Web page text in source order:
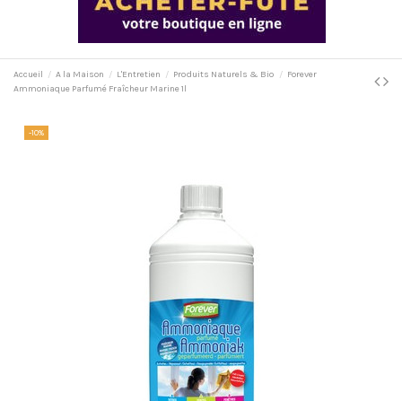
Accueil A la Maison L'Entretien Produits Naturels & Bio
Forever
Ammoniaque Parfumé Fraîcheur Marine 1l
-10%